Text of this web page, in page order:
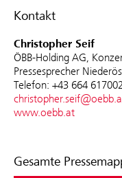
Kontakt
Christopher Seif
ÖBB-Holding AG,
Pressesprecher
Telefon: +43 664
www.oebb.at
Gesamte